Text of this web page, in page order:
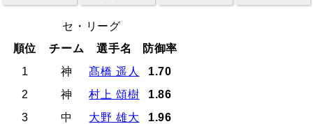
セ・リーグ
順位
チーム 選手名
防御率
1
神 髙橋 遥人
1.70
2
神 村上 頌樹
1.86
3
中 大野 雄大
1.96